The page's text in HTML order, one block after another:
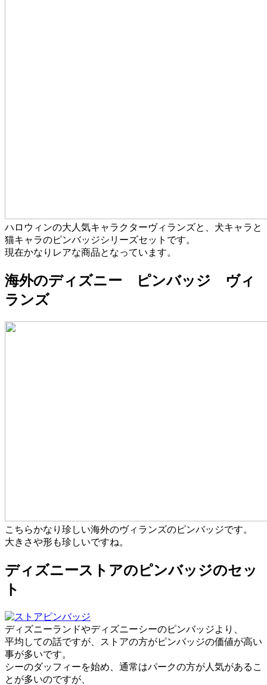
ハロウィンの大人気キャラクターヴィランズと、犬キャラと
猫キャラのピンバッジシリーズセットです。
現在かなりレアな商品となっています。
海外のディズニー ピンバッジ ヴィ
ランズ
こちらかなり珍しい海外のヴィランズのピンバッジです。
大きさや形も珍しいですね。
ディズニーストアのピンバッジのセッ
ト
ディズニーランドやディズニーシーのピンバッジより、
平均しての話ですが、ストアの方がピンバッジの価値が高い
事が多いです。
シーのダッフィーを始め、通常はパークの方が人気があるこ
とが多いのですが、